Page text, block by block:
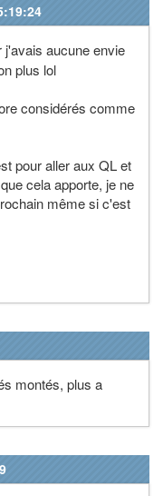
j'avais aucune envie
plus lol
considérés comme
pour aller aux QL et
cela apporte, je ne
même si c'est
montés, plus a